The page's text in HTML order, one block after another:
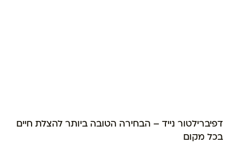
דפיברילטור נייד – הבחירה הטובה ביותר להצלת חיים
בכל מקום